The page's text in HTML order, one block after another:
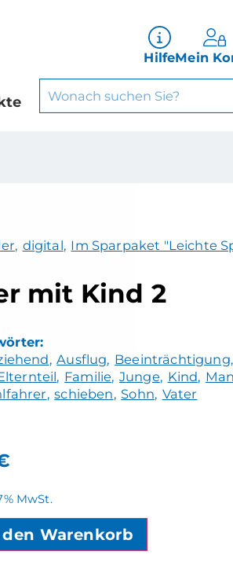
HilfeMein
, digital, Im Sparpaket "Leichte
mit Kind 2
Ausflug Beeinträchtigung
Familie Junge Kind
schieben Sohn Vater
MwSt.
Warenkorb